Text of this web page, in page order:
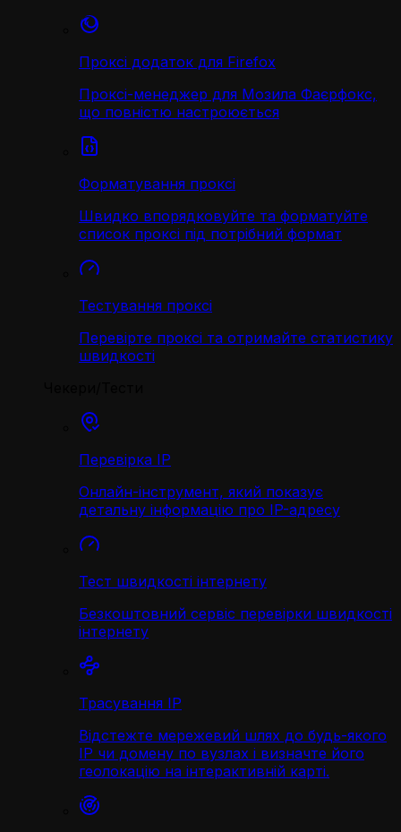
Проксі додаток для Firefox
Проксі-менеджер для Мозила Фаєрфокс,
що повністю настроюється
Форматування проксі
Швидко впорядковуйте та форматуйте
список проксі під потрібний формат
Тестування проксі
Перевірте проксі та отримайте статистику
швидкості
Перевірка IP
Онлайн-інструмент, який показує
детальну інформацію про IP-адресу
Тест швидкості інтернету
Безкоштовний сервіс перевірки швидкості
інтернету
Трасування IP
Відстежте мережевий шлях до будь-якого
IP чи домену по вузлах і визначте його
геолокацію на інтерактивній карті.